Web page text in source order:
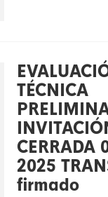
TÉCNICA
CERRADA
2025
firmado